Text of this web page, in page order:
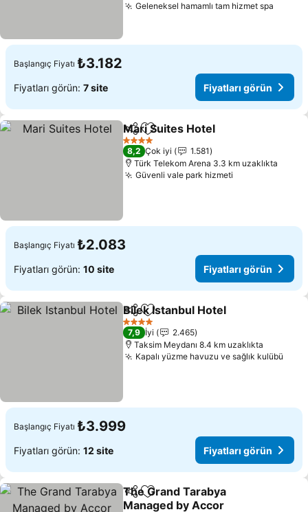
Geleneksel hamamlı tam hizmet spa
Başlangıç Fiyatı ₺3.182
Fiyatları görün: 7 site Fiyatları görün
PaylaşFavorilerime ekle
Mari Suites Hotel
4 Yıldız
8,2 Çok iyi
1.581
Türk Telekom Arena 3.3 km uzaklıkta
Güvenli vale park hizmeti
Başlangıç Fiyatı ₺2.083
Fiyatları görün: 10 site Fiyatları görün
PaylaşFavorilerime ekle
Bilek Istanbul Hotel
4 Yıldız
7,9 İyi
2.465
Taksim Meydanı 8.4 km uzaklıkta
Kapalı yüzme havuzu ve sağlık kulübü
Başlangıç Fiyatı ₺3.999
Fiyatları görün: 12 site Fiyatları görün
PaylaşFavorilerime ekle
The Grand Tarabya
Managed by Accor